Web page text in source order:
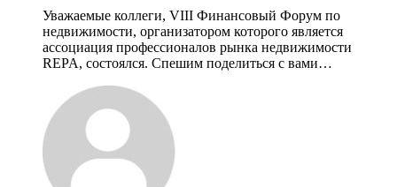
Уважаемые коллеги, VIII Финансовый Форум по
недвижимости, организатором которого является
ассоциация профессионалов рынка недвижимости
REPA, состоялся. Спешим поделиться с вами…